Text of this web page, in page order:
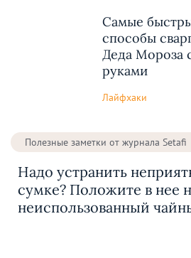
Самые
способы
Деда Мороза
руками
Лайфхаки
Полезные заметки от журнала Setafi